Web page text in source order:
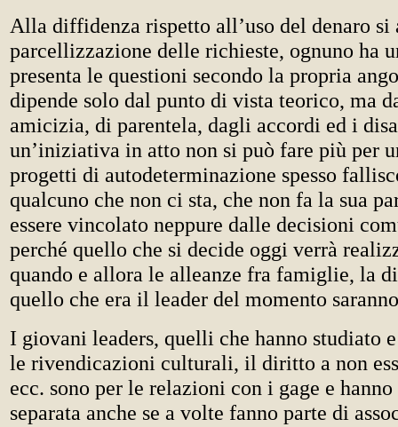
Alla diffidenza rispetto all’uso del denaro si
parcellizzazione delle richieste, ognuno ha
presenta le questioni secondo la propria
dipende solo dal punto di vista teorico, ma
amicizia, di parentela, dagli accordi ed i
un’iniziativa in atto non si può fare più per
progetti di autodeterminazione spesso
qualcuno che non ci sta, che non fa la sua
essere vincolato neppure dalle decisioni
perché quello che si decide oggi verrà
quando e allora le alleanze fra famiglie, la
quello che era il leader del momento
I giovani leaders, quelli che hanno studiato
le rivendicazioni culturali, il diritto a non
ecc. sono per le relazioni con i gage e
separata anche se a volte fanno parte di